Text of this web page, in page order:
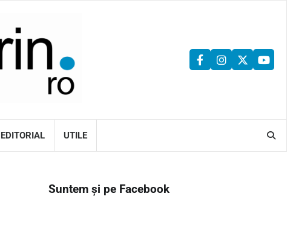
facebookinstagram
twitter
EDITORIAL UTILE
Suntem și pe Facebook